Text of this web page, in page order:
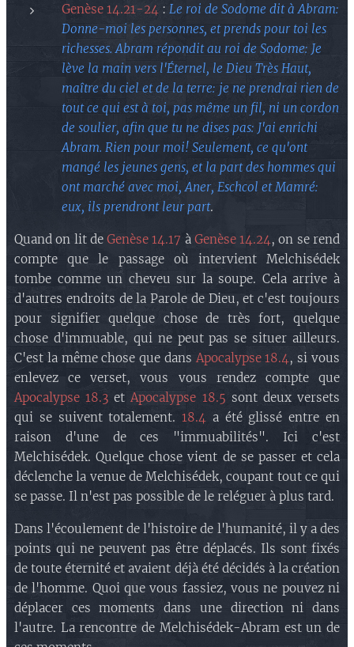
Genèse 14.21-24 : Le roi de Sodome dit à Abram:
Donne-moi les personnes, et prends pour toi les
richesses. Abram répondit au roi de Sodome: Je
lève la main vers l'Éternel, le Dieu Très Haut,
maître du ciel et de la terre: je ne prendrai rien de
tout ce qui est à toi, pas même un fil, ni un cordon
de soulier, afin que tu ne dises pas: J'ai enrichi
Abram. Rien pour moi! Seulement, ce qu'ont
mangé les jeunes gens, et la part des hommes qui
ont marché avec moi, Aner, Eschcol et Mamré:
eux, ils prendront leur part.
Quand on lit deGenèse 14.17 à Genèse 14.24, on se rend
compte que le passage où intervient Melchisédek
tombe comme un cheveu sur la soupe. Cela arrive à
d'autres endroits de la Parole de Dieu, et c'est toujours
pour signifier quelque chose de très fort, quelque
chose d'immuable, qui ne peut pas se situer ailleurs.
C'est la même chose que dansApocalypse 18.4, si vous
enlevez ce verset, vous vous rendez compte que
Apocalypse 18.3 etApocalypse 18.5 sont deux versets
qui se suivent totalement.18.4 a été glissé entre en
raison d'une de ces "immuabilités". Ici c'est
Melchisédek. Quelque chose vient de se passer et cela
déclenche la venue de Melchisédek, coupant tout ce qui
se passe. Il n'est pas possible de le reléguer à plus tard.
Dans l'écoulement de l'histoire de l'humanité, il y a des
points qui ne peuvent pas être déplacés. Ils sont fixés
de toute éternité et avaient déjà été décidés à la création
de l'homme. Quoi que vous fassiez, vous ne pouvez ni
déplacer ces moments dans une direction ni dans
l'autre. La rencontre de Melchisédek-Abram est un de